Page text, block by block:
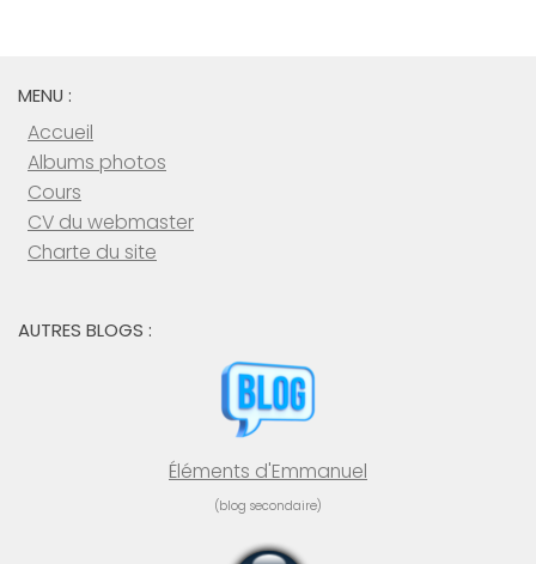
MENU :
Accueil
Albums photos
Cours
CV du webmaster
Charte du site
AUTRES BLOGS :
Éléments d'Emmanuel
(blog secondaire)